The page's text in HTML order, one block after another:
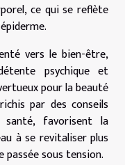
ce qui se reflète
vers le bien-être,
psychique et
pour la beauté
par des conseils
favorisent la
à se revitaliser plus
passée sous tension.